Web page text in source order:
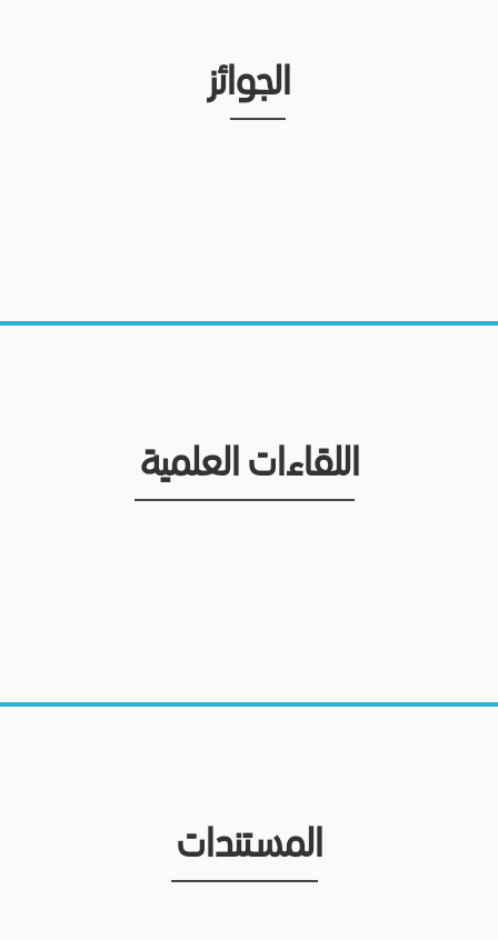
الجوائز
اللقاءات العلمية
المستندات